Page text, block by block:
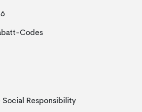
Codes
Social Responsibility